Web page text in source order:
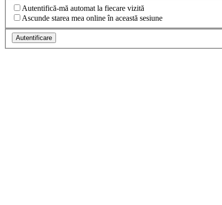
Autentifică-mă automat la fiecare vizită
Ascunde starea mea online în această sesiune